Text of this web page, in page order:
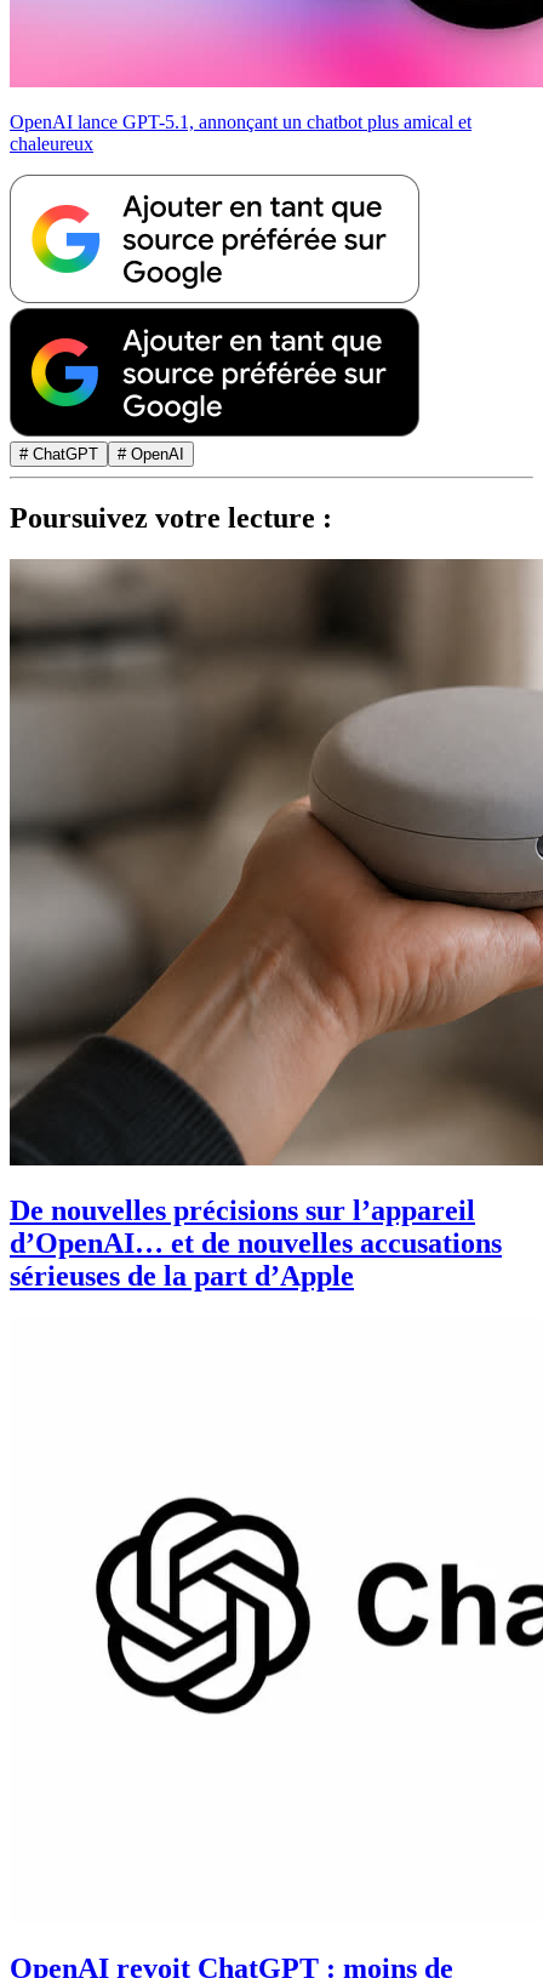
OpenAI lance GPT-5.1, annonçant un chatbot plus amical et
chaleureux
# ChatGPT # OpenAI
Poursuivez votre lecture :
De nouvelles précisions sur l’appareil
d’OpenAI… et de nouvelles accusations
sérieuses de la part d’Apple
OpenAI revoit ChatGPT : moins de